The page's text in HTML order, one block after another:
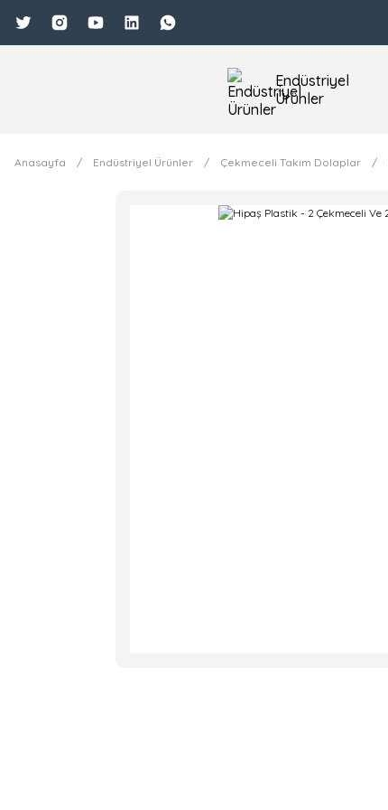
Endüstriyel
Ürünler
Anasayfa Endüstriyel Ürünler Çekmeceli Takım Dolaplar